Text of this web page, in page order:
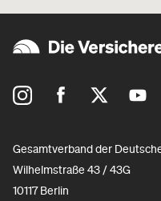
Gesamtverband der
Wilhelmstraße 43 / 43G
10117 Berlin